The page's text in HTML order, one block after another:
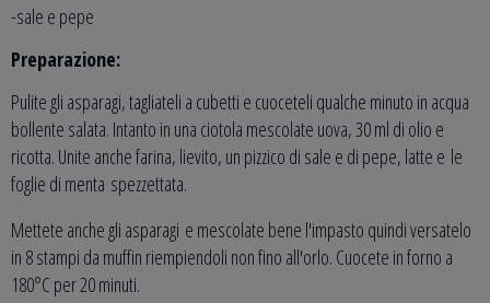
-sale e pepe
Preparazione:
Pulite gli asparagi, tagliateli a cubetti e cuoceteli qualche minuto in acqua
bollente salata. Intanto in una ciotola mescolate uova, 30 ml di olio e
ricotta. Unite anche farina, lievito, un pizzico di sale e di pepe, latte e le
foglie di menta spezzettata.
Mettete anche gli asparagi e mescolate bene l'impasto quindi versatelo
in 8 stampi da muffin riempiendoli non fino all'orlo. Cuocete in forno a
180°C per 20 minuti.